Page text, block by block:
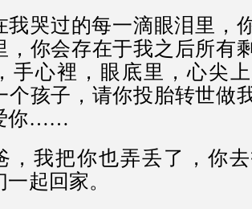
哭过的每一滴眼泪里，
，你会存在于我之后所有
手心裡，眼底里，心尖
个孩子，请你投胎转世做
你……
我把你也弄丢了，你去
起回家。